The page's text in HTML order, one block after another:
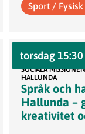
Sport /
torsdag 15:30
Hallundaplan
SOCIALA
HALLUNDA
Språk och
Hallunda –
kreativitet